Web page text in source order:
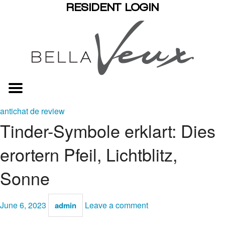
RESIDENT LOGIN
antichat de review
Tinder-Symbole erklart: Dies
erortern Pfeil, Lichtblitz,
Sonne
June 6, 2023 admin Leave a comment